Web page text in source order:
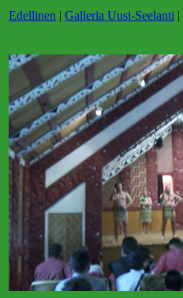
Edellinen | Galleria Uusi-Seelanti |